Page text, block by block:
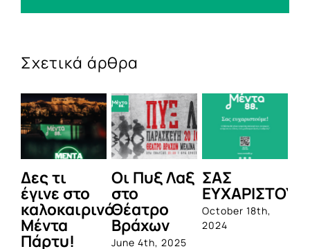
Σχετικά άρθρα
Δες τι
έγινε στο
καλοκαιρινό
Μέντα
Πάρτυ!
Οι Πυξ Λαξ
στο
Θέατρο
Βράχων
June 4th, 2025
ΣΑΣ
ΕΥΧΑΡΙΣΤΟΥΜΕ!
October 18th,
2024
1η